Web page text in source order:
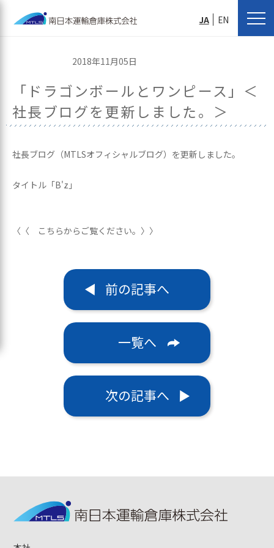
JA EN
2018年11月05日
「ドラゴンボールとワンピース」＜
社長ブログを更新しました。＞
社長ブログ（MTLSオフィシャルブログ）を更新しました。
タイトル「B'z」
〈〈 こちらからご覧ください。〉〉
前の記事へ
一覧へ
次の記事へ